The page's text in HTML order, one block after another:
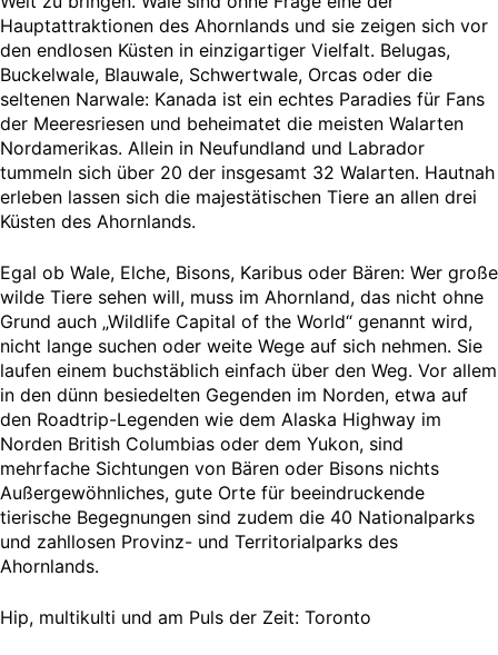
Hauptattraktionen des Ahornlands und sie zeigen sich vor
den endlosen Küsten in einzigartiger Vielfalt. Belugas,
Buckelwale, Blauwale, Schwertwale, Orcas oder die
seltenen Narwale: Kanada ist ein echtes Paradies für Fans
der Meeresriesen und beheimatet die meisten Walarten
Nordamerikas. Allein in Neufundland und Labrador
tummeln sich über 20 der insgesamt 32 Walarten. Hautnah
erleben lassen sich die majestätischen Tiere an allen drei
Küsten des Ahornlands.
Egal ob Wale, Elche, Bisons, Karibus oder Bären: Wer große
wilde Tiere sehen will, muss im Ahornland, das nicht ohne
Grund auch „Wildlife Capital of the World“ genannt wird,
nicht lange suchen oder weite Wege auf sich nehmen. Sie
laufen einem buchstäblich einfach über den Weg. Vor allem
in den dünn besiedelten Gegenden im Norden, etwa auf
den Roadtrip-Legenden wie dem Alaska Highway im
Norden British Columbias oder dem Yukon, sind
mehrfache Sichtungen von Bären oder Bisons nichts
Außergewöhnliches, gute Orte für beeindruckende
tierische Begegnungen sind zudem die 40 Nationalparks
und zahllosen Provinz- und Territorialparks des
Ahornlands.
Hip, multikulti und am Puls der Zeit: Toronto